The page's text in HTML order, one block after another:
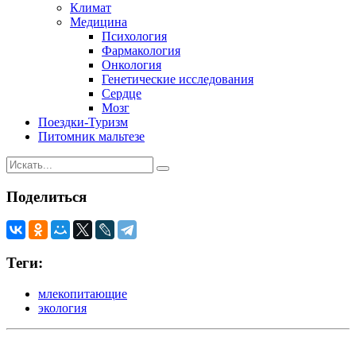
Климат
Медицина
Психология
Фармакология
Онкология
Генетические исследования
Сердце
Мозг
Поездки-Туризм
Питомник мальтезе
Поделиться
Теги:
млекопитающие
экология